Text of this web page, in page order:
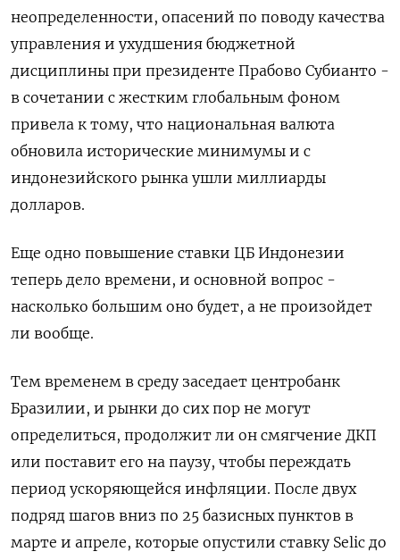
неопределенности, опасений по поводу качества
управления и ухудшения бюджетной
дисциплины при президенте Прабово Субианто -
в сочетании с ‌жестким глобальным фоном
привела к тому, что национальная валюта
обновила исторические минимумы и с
индонезийского рынка ушли миллиарды
долларов.
Еще одно повышение ставки ЦБ Индонезии
теперь дело времени, и основной вопрос -
насколько большим ‌оно будет, а не произойдет
ли вообще.
Тем временем в среду заседает центробанк
Бразилии, и рынки до сих пор не могут
определиться, продолжит ли он смягчение ДКП
или поставит его на паузу, чтобы переждать
период ускоряющейся инфляции. ​После двух
подряд шагов вниз по 25 базисных пунктов в
марте и апреле, которые опустили ставку Selic до